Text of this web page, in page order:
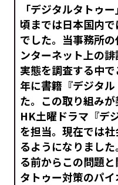
「デジタルタトゥ
頃までは日本国内
でした。当事務所
ンターネット上の
実態を調査する中
年に書籍『デジタ
た。この取り組み
HK土曜ドラマ『デ
を担当。現在では
るようになりまし
る前からこの問題
タトゥー対策のパイ